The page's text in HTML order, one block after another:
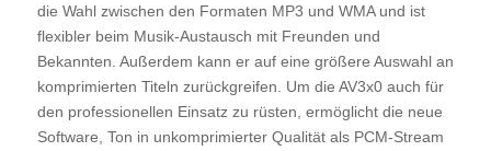
die Wahl zwischen den Formaten MP3 und WMA und ist
flexibler beim Musik-Austausch mit Freunden und
Bekannten. Außerdem kann er auf eine größere Auswahl an
komprimierten Titeln zurückgreifen. Um die AV3x0 auch für
den professionellen Einsatz zu rüsten, ermöglicht die neue
Software, Ton in unkomprimierter Qualität als PCM-Stream